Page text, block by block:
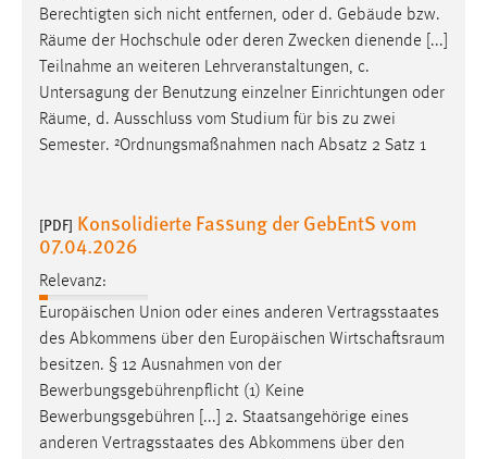
Berechtigten sich nicht entfernen, oder d. Gebäude bzw.
Räume der Hochschule oder deren Zwecken dienende [...]
Teilnahme an weiteren Lehrveranstaltungen, c.
Untersagung der Benutzung einzelner Einrichtungen oder
Räume, d. Ausschluss vom Studium für bis zu zwei
Semester. ²Ordnungsmaßnahmen nach Absatz 2 Satz 1
[PDF] Konsolidierte Fassung der GebEntS vom
07.04.2026
Relevanz:
Europäischen Union oder eines anderen Vertragsstaates
des Abkommens über den Europäischen Wirtschaftsraum
besitzen. § 12 Ausnahmen von der
Bewerbungsgebührenpflicht (1) Keine
Bewerbungsgebühren [...] 2. Staatsangehörige eines
anderen Vertragsstaates des Abkommens über den
Chat
MibewSessionID, MIBEW_UserID, mibew_locale, mibew-
chat-frame-style-5e9dbeb1811c0446
Cookie Laufzeit:
MibewSessionID, mibew-chat-frame-style-
5e9dbeb1811c0446 = Sitzungslaufzeit, mibew_locale = 3
Jahre, MIBEW_UserID = 1 Jahr
Login
Name: